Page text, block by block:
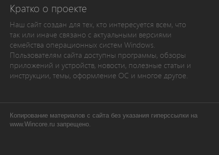
Кратко о проекте
Наш сайт создан для тех, кто интересуется всем, что
так или иначе связано с актуальными версиями
семейства операционных систем Windows.
Пользователям сайта доступны программы, обзоры
приложений и устройств, новости, полезные статьи и
инструкции, темы, оформление ОС и многое другое.
Копирование материалов с сайта без указания гиперссылки на
www.Wincore.ru запрещено.